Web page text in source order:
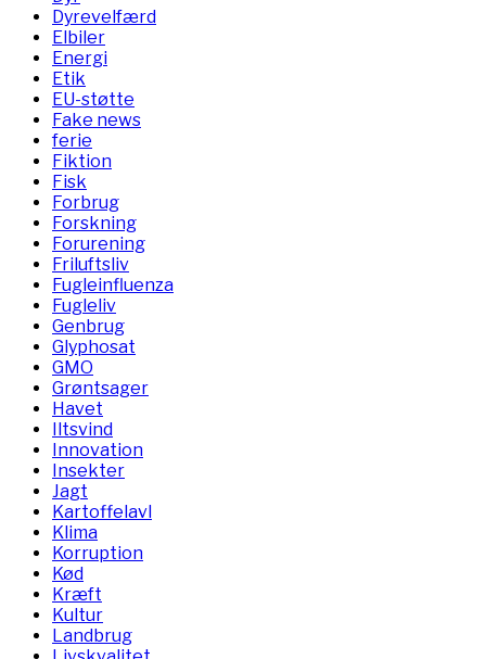
Dyrevelfærd
Elbiler
Energi
Etik
EU-støtte
Fake news
ferie
Fiktion
Fisk
Forbrug
Forskning
Forurening
Friluftsliv
Fugleinfluenza
Fugleliv
Genbrug
Glyphosat
GMO
Grøntsager
Havet
Iltsvind
Innovation
Insekter
Jagt
Kartoffelavl
Klima
Korruption
Kød
Kræft
Kultur
Landbrug